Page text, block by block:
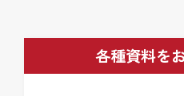
各種資料を